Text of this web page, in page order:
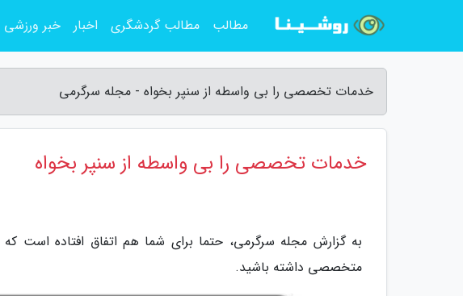
خدمات تخصصی را بی واسطه از سنپر بخواه - مجله سرگرمی
خدمات تخصصی را بی واسطه از سنپر بخواه
به گزارش مجله سرگرمی، حتما برای شما هم اتفاق افتاده است
متخصصی داشته باشید.
مطالب مطالب گردشگری اخبار خبر ورزشی